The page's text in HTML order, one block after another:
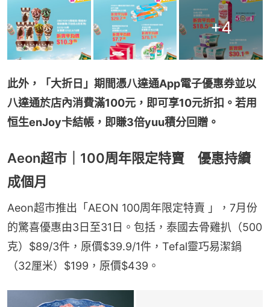
+4
此外，「大折日」期間憑八達通App電子優惠券並以
八達通於店內消費滿100元，即可享10元折扣。若用
恒生enJoy卡結帳，即賺3倍yuu積分回贈。
Aeon超市｜100周年限定特賣 優惠持續
成個月
Aeon超市推出「AEON 100周年限定特賣 」，7月份
的驚喜優惠由3日至31日。包括，泰國去骨雞扒（500
克）$89/3件，原價$39.9/1件，Tefal靈巧易潔鍋
（32厘米）$199，原價$439。